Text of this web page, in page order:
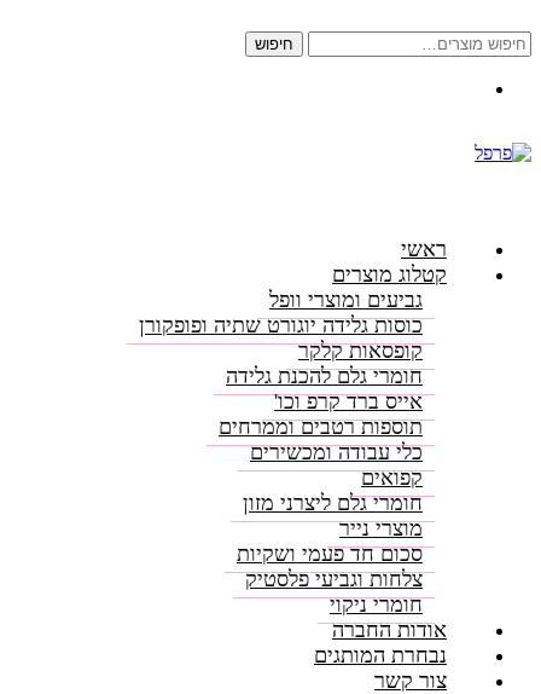
חיפוש
עבור:
חיפוש
ראשי
קטלוג מוצרים
גביעים ומוצרי וופל
כוסות גלידה יוגורט שתיה ופופקורן
קופסאות קלקר
חומרי גלם להכנת גלידה
אייס ברד קרפ וכו'
תוספות רטבים וממרחים
כלי עבודה ומכשירים
קפואים
חומרי גלם ליצרני מזון
מוצרי נייר
סכום חד פעמי ושקיות
צלחות וגביעי פלסטיק
חומרי ניקוי
אודות החברה
נבחרת המותגים
צור קשר